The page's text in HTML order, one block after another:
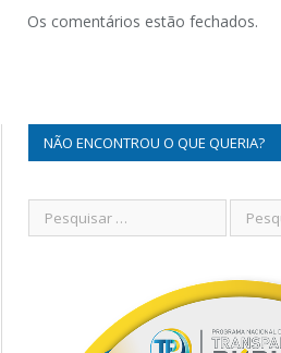
Os comentários estão fechados.
NÃO ENCONTROU O QUE QUERIA?